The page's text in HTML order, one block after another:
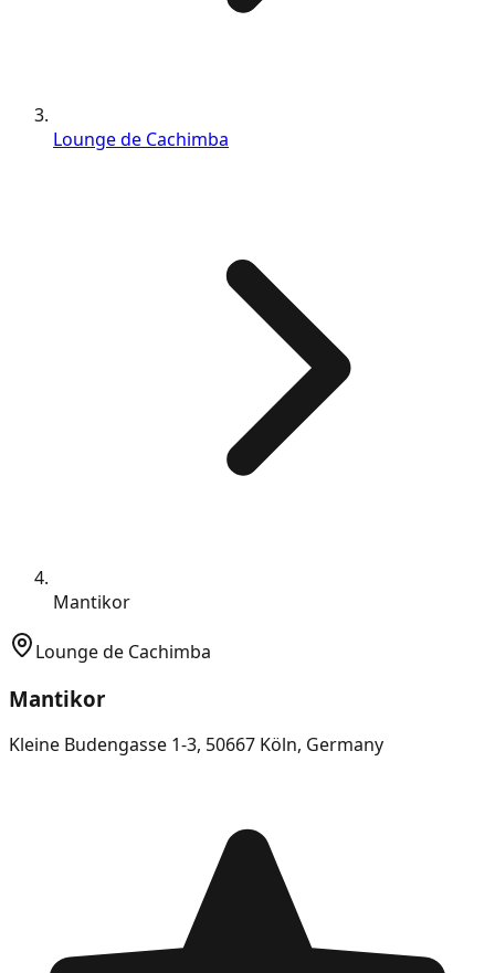
Lounge de Cachimba
Mantikor
Lounge de Cachimba
Mantikor
Kleine Budengasse 1-3, 50667 Köln, Germany